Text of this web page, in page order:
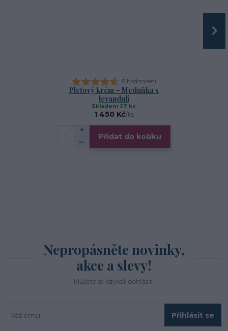
8 hodnocení
Pleťový krém – Meduňka s
levandulí
1 450 Kč/ks
Skladem 27 ks
Přidat do košíku
Nepropásněte novinky,
akce a slevy!
Můžete se kdykoli odhlásit.
Přihlásit se